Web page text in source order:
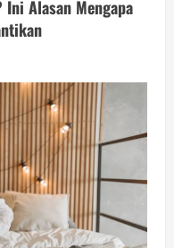
Alasan Mengapa